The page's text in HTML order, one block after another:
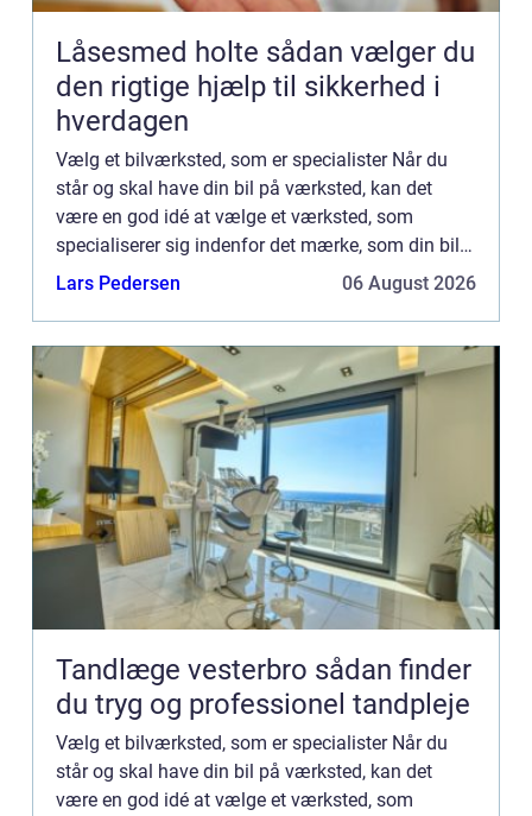
Låsesmed holte sådan vælger du
den rigtige hjælp til sikkerhed i
hverdagen
Vælg et bilværksted, som er specialister Når du
står og skal have din bil på værksted, kan det
være en god idé at vælge et værksted, som
specialiserer sig indenfor det mærke, som din bil
er. De findes derude og er omtrent ligeså billige.
Lars Pedersen 06 August 2026
Tandlæge vesterbro sådan finder
du tryg og professionel tandpleje
Vælg et bilværksted, som er specialister Når du
står og skal have din bil på værksted, kan det
være en god idé at vælge et værksted, som